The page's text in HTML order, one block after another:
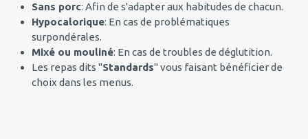
Sans porc: Afin de s'adapter aux habitudes de chacun.
Hypocalorique: En cas de problématiques
surpondérales.
Mixé ou mouliné: En cas de troubles de déglutition.
Les repas dits "Standards" vous faisant bénéficier de
choix dans les menus.